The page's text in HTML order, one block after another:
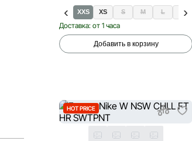
XXS XS S M L XL
Доставка: от 1 часа
Добавить в корзину
HOT PRICE